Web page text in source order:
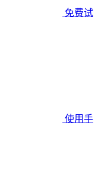
免费试
使用手